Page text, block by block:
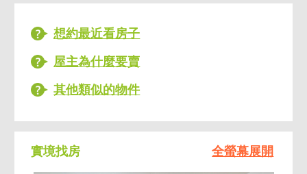
想約最近看房子
屋主為什麼要賣
其他類似的物件
實境找房 全螢幕展開